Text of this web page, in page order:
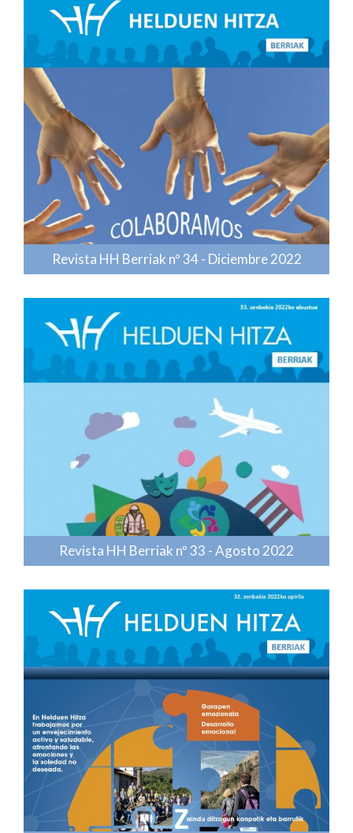
Revista HH Berriak nº 34 - Diciembre 2022
Revista HH Berriak nº 33 - Agosto 2022